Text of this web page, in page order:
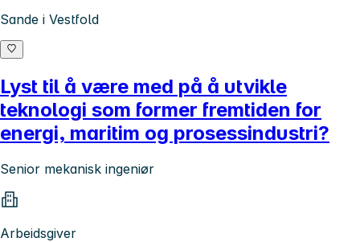
Sande i Vestfold
Lyst til å være med på å utvikle
teknologi som former fremtiden for
energi, maritim og prosessindustri?
Senior mekanisk ingeniør
Arbeidsgiver